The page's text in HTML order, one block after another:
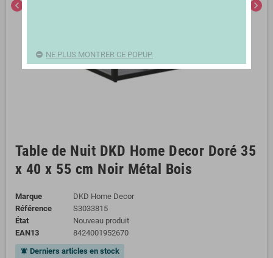
chevron_left chevron_right
Table de Nuit DKD Home Decor Doré 35
x 40 x 55 cm Noir Métal Bois
Marque
DKD Home Decor
Référence
S3033815
État
Nouveau produit
EAN13
8424001952670
notifications_active Derniers articles en stock
NE PLUS MONTRER CE POPUP.